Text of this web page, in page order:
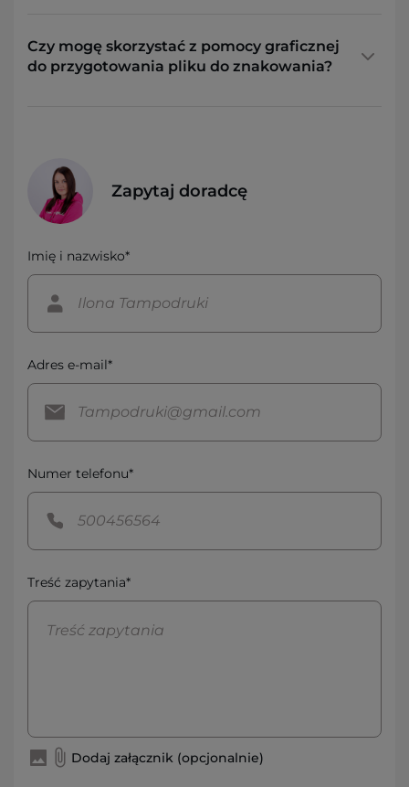
Czy mogę skorzystać z pomocy graficznej
do przygotowania pliku do znakowania?
Zapytaj doradcę
Imię i nazwisko*
Adres e-mail*
Numer telefonu*
Treść zapytania*
Dodaj załącznik (opcjonalnie)